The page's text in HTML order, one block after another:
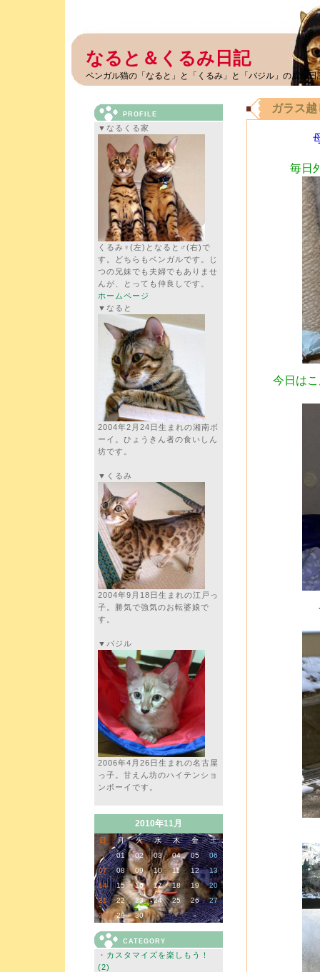
なると＆くるみ日記
ベンガル猫の「なると」と「くるみ」と「バジル」の成長日
PROFILE
▼なるくる家
くるみ♀(左)となると♂(右)で
す。どちらもベンガルです。じ
つの兄妹でも夫婦でもありませ
んが、とっても仲良しです。
ホームページ
▼なると
2004年2月24日生まれの湘南ボ
ーイ。ひょうきん者の食いしん
坊です。
▼くるみ
2004年9月18日生まれの江戸っ
子。勝気で強気のお転婆娘で
す。
▼バジル
2006年4月26日生まれの名古屋
っ子。甘えん坊のハイテンショ
ンボーイです。
2010年11月
日 月 火 水 木 金
土
-
01 02 03 04 05
06
07
08 09 10 11 12
13
14
15 16 17 18 19
20
21
22 23 24 25 26
27
28
29 30 - - - -
CATEGORY
・ カスタマイズを楽しもう！
(2)
ガラス
毎日
今日は